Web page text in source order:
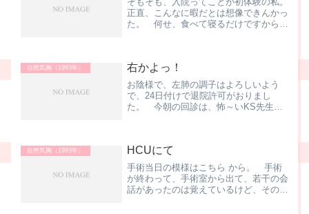
正直、こんなに暇だとは想像できんかっ
た。 何せ、食べて寝るだけですから
論があったけど、決してそん...
自然気胸（1993年） 右かよっ！
お陰様で、左肺の調子はよろしいよう
で、24日付けで退院許可がおりまし
た。 今朝の回診は、怖～いKS先生。
していたんですけど、どうも、...
自然気胸（1993年） HCUにて
手術当日の模様はこちら から。 手術
が終わって、手術室から出て、若干の会
話があったのは覚えているけど、その次